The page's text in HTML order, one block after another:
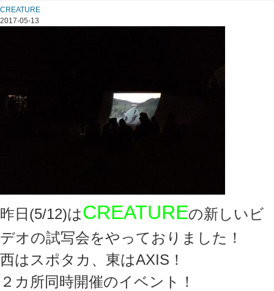
CREATURE
2017-05-13
昨日(5/12)はCREATUREの新しいビ
デオの試写会をやっておりました！
西はスポタカ、東はAXIS！
２カ所同時開催のイベント！